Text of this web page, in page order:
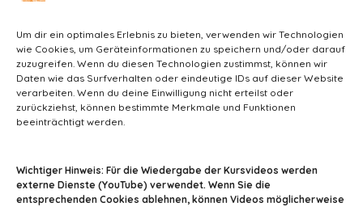
Um dir ein optimales Erlebnis zu bieten, verwenden wir Technologien
wie Cookies, um Geräteinformationen zu speichern und/oder darauf
zuzugreifen. Wenn du diesen Technologien zustimmst, können wir
Daten wie das Surfverhalten oder eindeutige IDs auf dieser Website
verarbeiten. Wenn du deine Einwilligung nicht erteilst oder
zurückziehst, können bestimmte Merkmale und Funktionen
beeinträchtigt werden.
Wichtiger Hinweis: Für die Wiedergabe der Kursvideos werden
externe Dienste (YouTube) verwendet. Wenn Sie die
entsprechenden Cookies ablehnen, können Videos möglicherweise
info@tiermedizin-wissen.de